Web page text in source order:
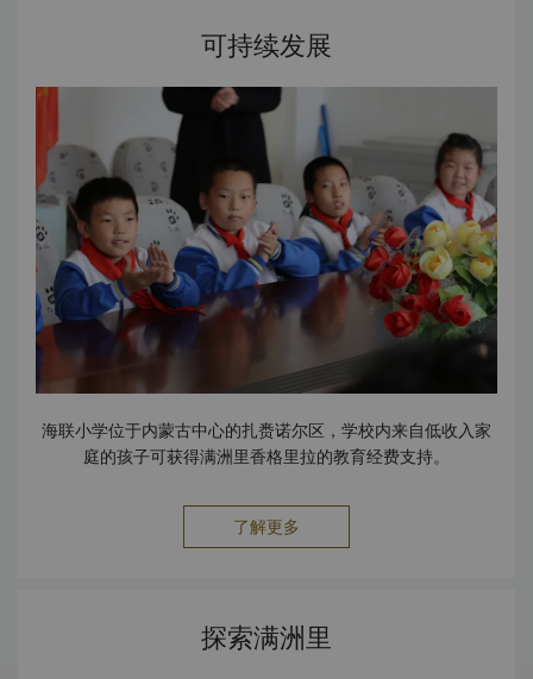
购物商场饮食24小时客房送餐服务3间餐厅美食店大堂酒廊商
书服务。 商务中心的设施包括：设施 免费宽带上网会议室/董
事会议室服务 包裹速递服务传真服务复印服务打印服务扫描服
务文字处理/笔译/口译服务设备 投影仪幻灯机
可持续发展
海联小学位于内蒙古中心的扎赉诺尔区，学校内来自低收入家
庭的孩子可获得满洲里香格里拉的教育经费支持。
了解更多
探索满洲里